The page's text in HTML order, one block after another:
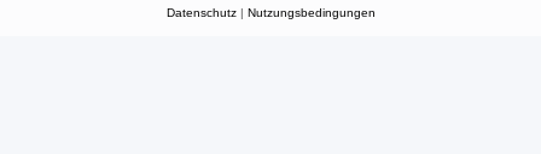
Datenschutz| Nutzungsbedingungen